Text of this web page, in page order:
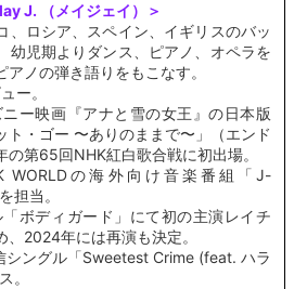
J. （メイジェイ）＞
、ロシア、スペイン、イギリスのバッ
幼児期よりダンス、ピアノ、オペラを
ノの弾き語りをもこなす。
ー。
ー映画『アナと雪の女王』の日本版
ト・ゴー 〜ありのままで〜」（エンド
の第65回NHK紅白歌合戦に初出場。
WORLDの海外向け音楽番組「J-
担当。
ボディガード」にて初の主演レイチ
、2024年には再演も決定。
シングル「Sweetest Crime (feat. ハラ
。